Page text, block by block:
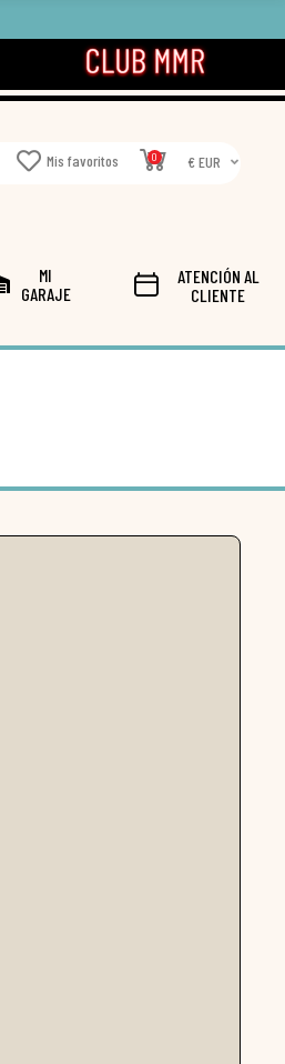
Mis favoritos 0 € EUR
MI
GARAJE
ATENCIÓN AL
CLIENTE